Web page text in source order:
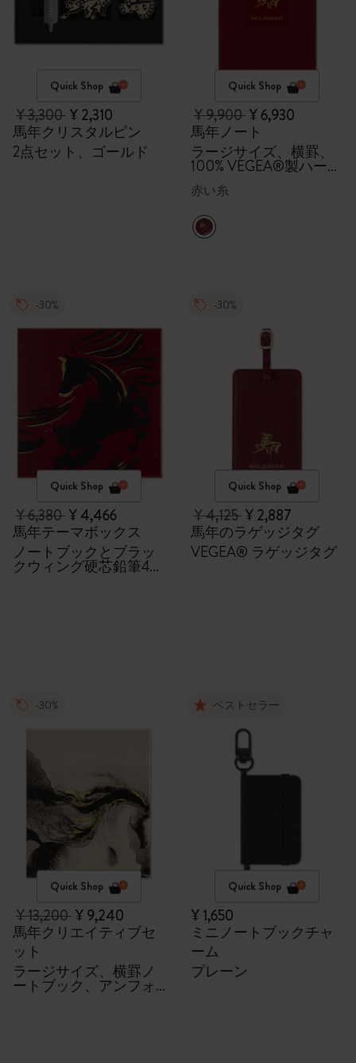
Quick Shop
¥ 3,300¥ 2,310
馬年クリスタルピン
2点セット、ゴールド
Quick Shop
¥ 9,900¥ 6,930
馬年ノート
ラージサイズ、横罫、
100% VEGEA®製ハード
カバー、ギフトボック
ス付き
赤い糸
-30%
Quick Shop
¥ 6,380¥ 4,466
馬年テーマボックス
ノートブックとブラッ
クウィング硬芯鉛筆4
-30%
Quick Shop
¥ 4,125¥ 2,887
馬年のラゲッジタグ
VEGEA® ラゲッジタグ
-30%
Quick Shop
¥ 13,200¥ 9,240
馬年クリエイティブセ
ット
ラージサイズ、横罫ノ
ートブック、アンフォ
ベストセラー
Quick Shop
¥ 1,650
ミニノートブックチャ
ーム
プレーン